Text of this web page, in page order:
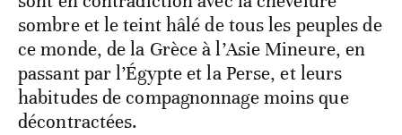
sombre et le teint hâlé de tous les peuples de
ce monde, de la Grèce à l’Asie Mineure, en
passant par l’Égypte et la Perse, et leurs
habitudes de compagnonnage moins que
décontractées.